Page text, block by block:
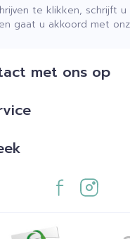
te klikken, schrijft
gaat u akkoord met
met ons op